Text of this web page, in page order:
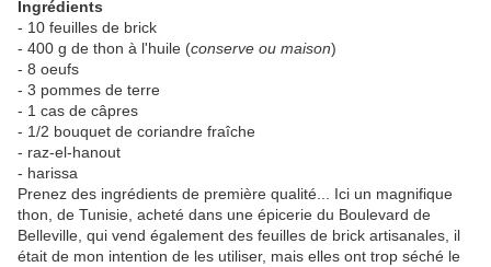
Ingrédients
- 10 feuilles de brick
- 400 g de thon à l'huile (conserve ou maison)
- 8 oeufs
- 3 pommes de terre
- 1 cas de câpres
- 1/2 bouquet de coriandre fraîche
- raz-el-hanout
- harissa
Prenez des ingrédients de première qualité... Ici un magnifique
thon, de Tunisie, acheté dans une épicerie du Boulevard de
Belleville, qui vend également des feuilles de brick artisanales, il
était de mon intention de les utiliser, mais elles ont trop séché le